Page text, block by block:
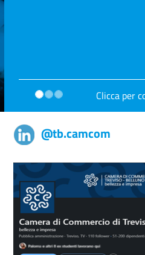
Clicca per
@tb.camcom